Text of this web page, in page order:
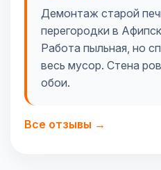
Демонтаж старой
перегородки в
Работа пыльная, но
весь мусор. Стена
обои.
Все отзывы →